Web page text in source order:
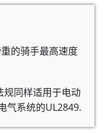
的骑手最高速度
规同样适用于电动
气系统的UL2849.